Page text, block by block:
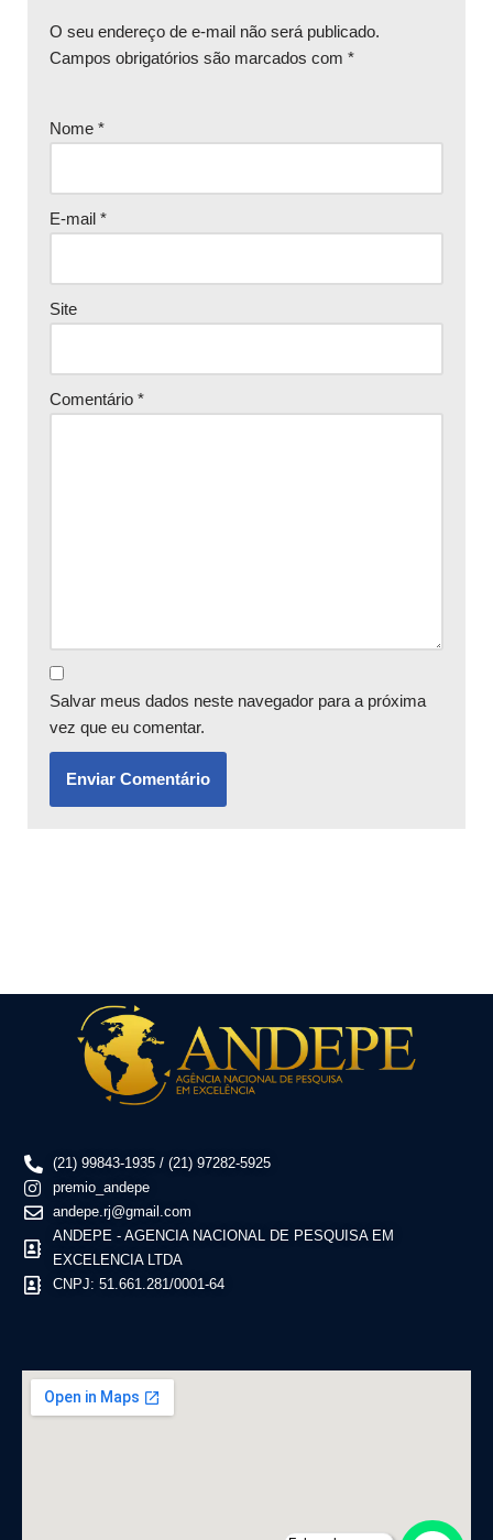
O seu endereço de e-mail não será publicado.
Campos obrigatórios são marcados com *
Nome *
E-mail *
Site
Comentário *
Salvar meus dados neste navegador para a próxima
vez que eu comentar.
(21) 99843-1935 / (21) 97282-5925
premio_andepe
andepe.rj@gmail.com
ANDEPE - AGENCIA NACIONAL DE PESQUISA EM
EXCELENCIA LTDA
CNPJ: 51.661.281/0001-64